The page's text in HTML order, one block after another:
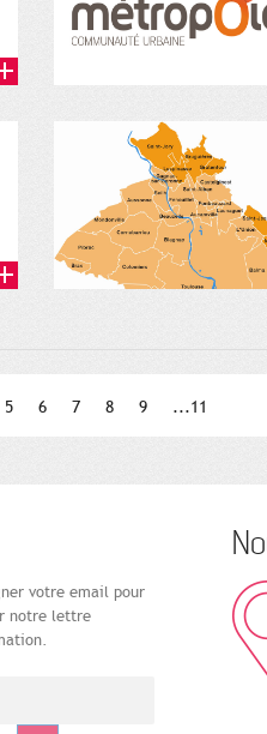
5 6 7 8 9 ...11
votre email pour
notre lettre